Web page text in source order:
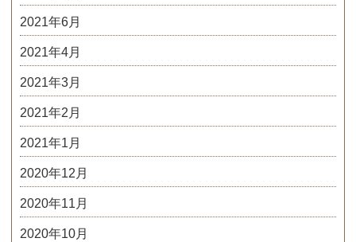
2021年6月
2021年4月
2021年3月
2021年2月
2021年1月
2020年12月
2020年11月
2020年10月